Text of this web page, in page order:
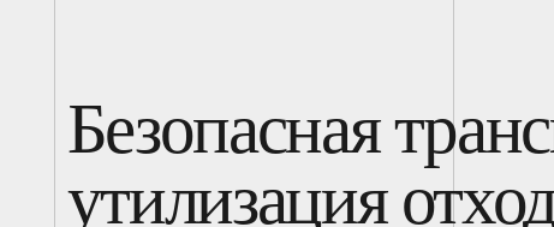
Безопасная
утилизация